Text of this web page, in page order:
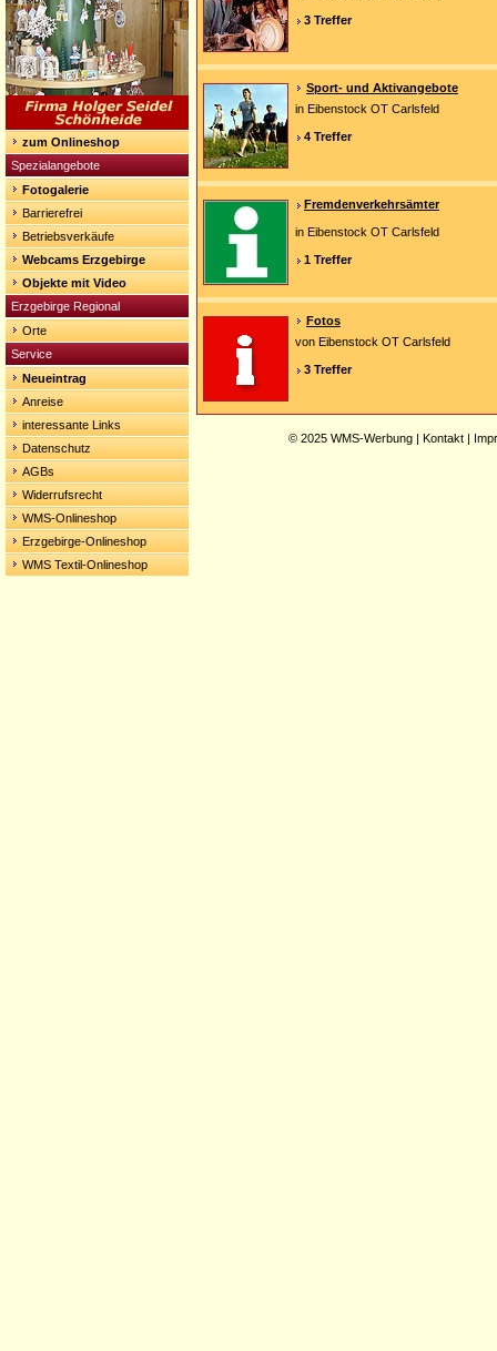
zum Onlineshop
Spezialangebote
Fotogalerie
Barrierefrei
Betriebsverkäufe
Webcams Erzgebirge
Objekte mit Video
Erzgebirge Regional
Orte
Service
Neueintrag
Anreise
interessante Links
Datenschutz
AGBs
Widerrufsrecht
WMS-Onlineshop
Erzgebirge-Onlineshop
WMS Textil-Onlineshop
3 Treffer
Sport- und Aktivangebote
in Eibenstock OT Carlsfeld
4 Treffer
Fremdenverkehrsämter
in Eibenstock OT Carlsfeld
1 Treffer
Fotos
von Eibenstock OT Carlsfeld
3 Treffer
© 2025 WMS-Werbung | Kontakt |